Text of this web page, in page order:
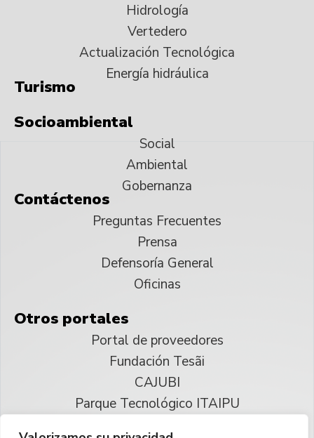
Hidrología
Vertedero
Actualización Tecnológica
Energía hidráulica
Turismo
Socioambiental
Social
Ambiental
Gobernanza
Contáctenos
Preguntas Frecuentes
Prensa
Defensoría General
Oficinas
Otros portales
Portal de proveedores
Fundación Tesãi
CAJUBI
Parque Tecnológico ITAIPU